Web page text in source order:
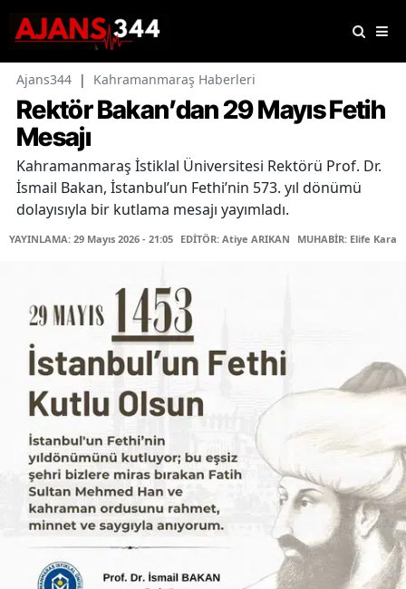
Ajans344 | Kahramanmaraş Haberleri
Rektör Bakan’dan 29 Mayıs Fetih
Mesajı
Kahramanmaraş İstiklal Üniversitesi Rektörü Prof. Dr.
İsmail Bakan, İstanbul’un Fethi’nin 573. yıl dönümü
dolayısıyla bir kutlama mesajı yayımladı.
YAYINLAMA: 29 Mayıs 2026 - 21:05 EDİTÖR: Atiye ARIKAN MUHABİR: Elife